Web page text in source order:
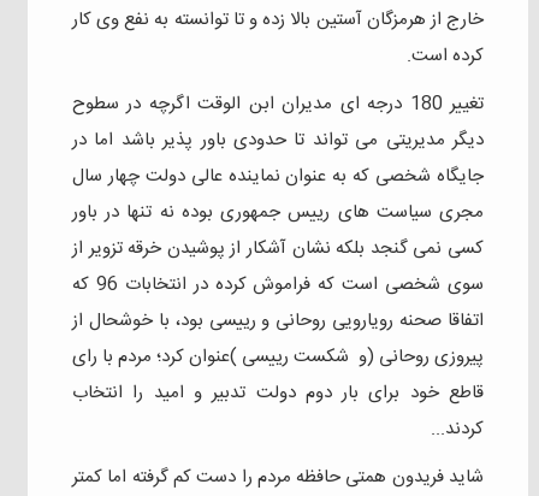
خارج از هرمزگان آستین بالا زده و تا توانسته به نفع وی کار
کرده است.
تغییر 180 درجه ای مدیران ابن الوقت اگرچه در سطوح
دیگر مدیریتی می تواند تا حدودی باور پذیر باشد اما در
جایگاه شخصی که به عنوان نماینده عالی دولت چهار سال
مجری سیاست های رییس جمهوری بوده نه تنها در باور
کسی نمی گنجد بلکه نشان آشکار از پوشیدن خرقه تزویر از
سوی شخصی است که فراموش کرده در انتخابات 96 که
اتفاقا صحنه رویارویی روحانی و رییسی بود، با خوشحال از
پیروزی روحانی (و شکست رییسی )عنوان کرد؛ مردم با رای
قاطع خود برای بار دوم دولت تدبیر و امید را انتخاب
کردند...
شاید فریدون همتی حافظه مردم را دست کم گرفته اما کمتر